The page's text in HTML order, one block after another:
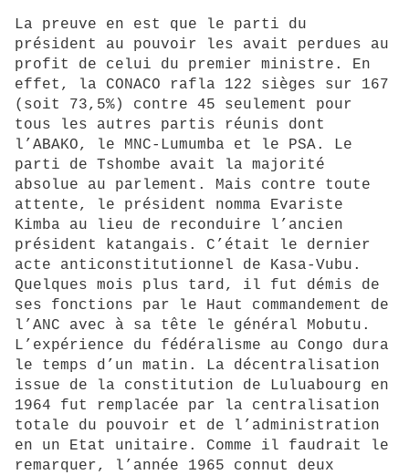
La preuve en est que le parti du
président au pouvoir les avait perdues au
profit de celui du premier ministre. En
effet, la CONACO rafla 122 sièges sur 167
(soit 73,5%) contre 45 seulement pour
tous les autres partis réunis dont
l’ABAKO, le MNC-Lumumba et le PSA. Le
parti de Tshombe avait la majorité
absolue au parlement. Mais contre toute
attente, le président nomma Evariste
Kimba au lieu de reconduire l’ancien
président katangais. C’était le dernier
acte anticonstitutionnel de Kasa-Vubu.
Quelques mois plus tard, il fut démis de
ses fonctions par le Haut commandement de
l’ANC avec à sa tête le général Mobutu.
L’expérience du fédéralisme au Congo dura
le temps d’un matin. La décentralisation
issue de la constitution de Luluabourg en
1964 fut remplacée par la centralisation
totale du pouvoir et de l’administration
en un Etat unitaire. Comme il faudrait le
remarquer, l’année 1965 connut deux